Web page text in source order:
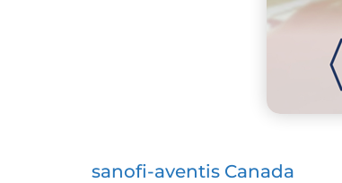
sanofi-aventis Canada